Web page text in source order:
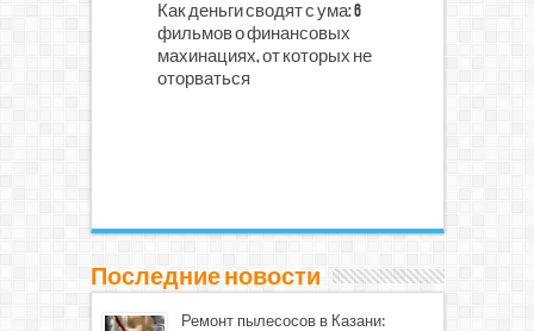
Как деньги сводят с ума: 6
фильмов о финансовых
махинациях, от которых не
оторваться
Последние новости
Ремонт пылесосов в Казани: